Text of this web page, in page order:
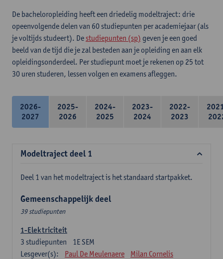
De bacheloropleiding heeft een driedelig modeltraject: drie
opeenvolgende delen van 60 studiepunten per academiejaar (als
je voltijds studeert). De studiepunten (sp) geven je een goed
beeld van de tijd die je zal besteden aan je opleiding en aan elk
opleidingsonderdeel. Per studiepunt moet je rekenen op 25 tot
30 uren studeren, lessen volgen en examens afleggen.
2026-
2027
2025-
2026
2024-
2025
2023-
2024
2022-
2023
Modeltraject deel 1
Deel 1 van het modeltraject is het standaard startpakket.
Gemeenschappelijk deel
39 studiepunten
1-Elektriciteit
1E SEM
3 studiepunten
Lesgever(s):
Paul De Meulenaere
Milan Cornelis